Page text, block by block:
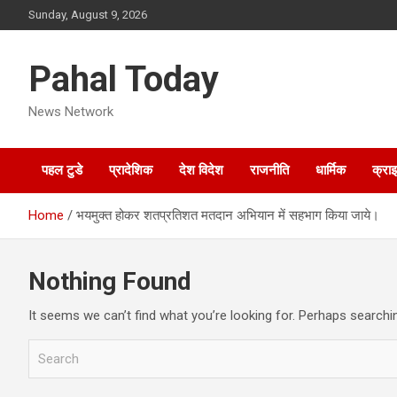
to
Sunday, August 9, 2026
Pahal Today
News Network
पहल टुडे प्रादेशिक देश विदेश राजनीति धार्मिक
Home भयमुक्त होकर शतप्रतिशत मतदान अभियान में सहभाग किया जाये।
Nothing Found
It seems we can’t find what you’re looking for. Perhaps